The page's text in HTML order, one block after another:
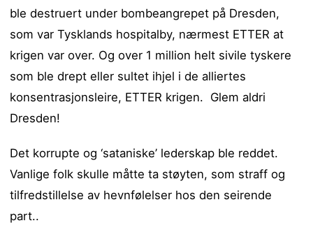
ble destruert under bombeangrepet på Dresden,
som var Tysklands hospitalby, nærmest ETTER at
krigen var over. Og over 1 million helt sivile tyskere
som ble drept eller sultet ihjel i de alliertes
konsentrasjonsleire, ETTER krigen. Glem aldri
Dresden!
Det korrupte og ‘sataniske’ lederskap ble reddet.
Vanlige folk skulle måtte ta støyten, som straff og
tilfredstillelse av hevnfølelser hos den seirende
part..